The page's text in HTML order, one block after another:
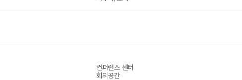
컨퍼런스 센터
회의공간